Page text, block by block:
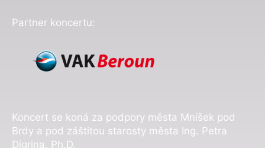
Partner koncertu:
Koncert se koná za podpory města Mníšek pod
Brdy a pod záštitou starosty města Ing. Petra
Digrina, Ph.D.